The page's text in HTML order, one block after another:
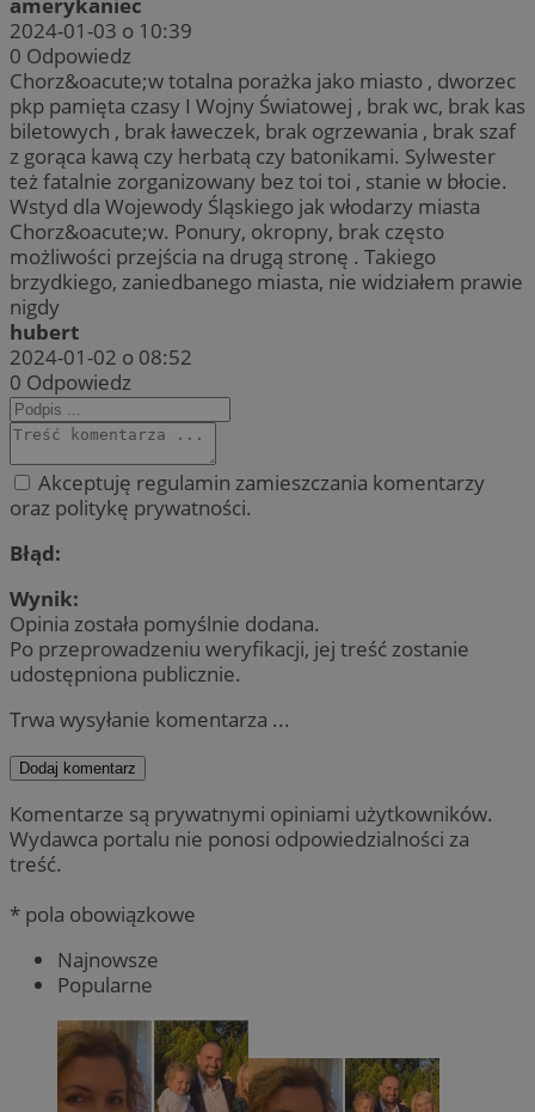
2024-01-03 o 10:39
0 Odpowiedz
Chorz&oacute;w totalna porażka jako miasto , dworzec
pkp pamięta czasy I Wojny Światowej , brak wc, brak kas
biletowych , brak ławeczek, brak ogrzewania , brak szaf
z gorąca kawą czy herbatą czy batonikami. Sylwester
też fatalnie zorganizowany bez toi toi , stanie w błocie.
Wstyd dla Wojewody Śląskiego jak włodarzy miasta
Chorz&oacute;w. Ponury, okropny, brak często
możliwości przejścia na drugą stronę . Takiego
brzydkiego, zaniedbanego miasta, nie widziałem prawie
nigdy
hubert
2024-01-02 o 08:52
0 Odpowiedz
Akceptuję regulamin zamieszczania komentarzy
oraz politykę prywatności.
Błąd:
Wynik:
Opinia została pomyślnie dodana.
Po przeprowadzeniu weryfikacji, jej treść zostanie
udostępniona publicznie.
Trwa wysyłanie komentarza ...
Dodaj komentarz
Komentarze są prywatnymi opiniami użytkowników.
Wydawca portalu nie ponosi odpowiedzialności za
treść.
* pola obowiązkowe
Najnowsze
Popularne